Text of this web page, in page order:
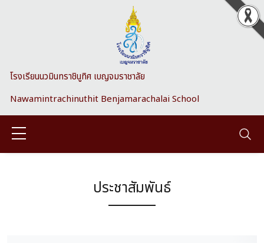
โรงเรียนนวมินทราชินูทิศ เบญจมราชาลัย
Nawamintrachinuthit Benjamarachalai School
ประชาสัมพันธ์